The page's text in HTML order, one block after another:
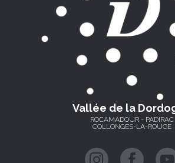
Vallée de la
ROCAMADOUR - PADIRAC
COLLONGES-LA-ROUGE